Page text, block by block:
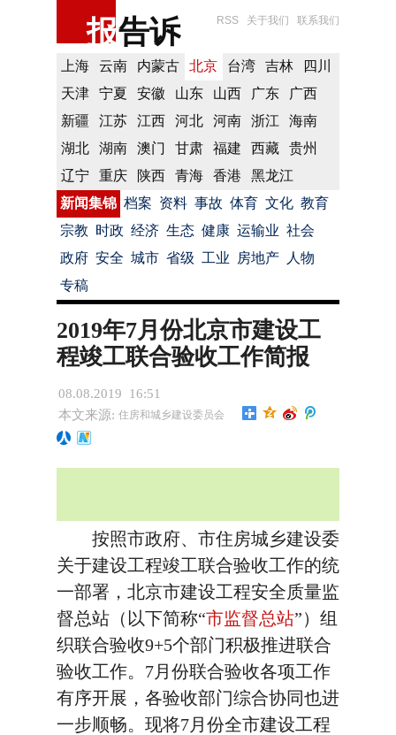
报告诉 RSS 关于我们 联系我们
上海 云南 内蒙古 北京 台湾 吉林
四川
天津
宁夏 安徽 山东 山西 广东
广西
新疆
江苏 江西 河北 河南 浙江
海南
湖北
湖南 澳门 甘肃 福建 西藏
贵州
辽宁
重庆 陕西 青海 香港
黑龙江
新闻集锦 档案 资料 事故 体育 文化 教育
宗教 时政 经济 生态 健康 运输业 社会
政府 安全 城市 省级 工业 房地产
人物
专稿
2019年7月份北京市建设工
程竣工联合验收工作简报
08.08.2019 16:51
本文来源: 住房和城乡建设委员会
按照市政府、市住房城乡建设委
关于建设工程竣工联合验收工作的统
一部署，北京市建设工程安全质量监
督总站（以下简称“市监督总站”）组
织联合验收9+5个部门积极推进联合
验收工作。7月份联合验收各项工作
有序开展，各验收部门综合协同也进
一步顺畅。现将7月份全市建设工程